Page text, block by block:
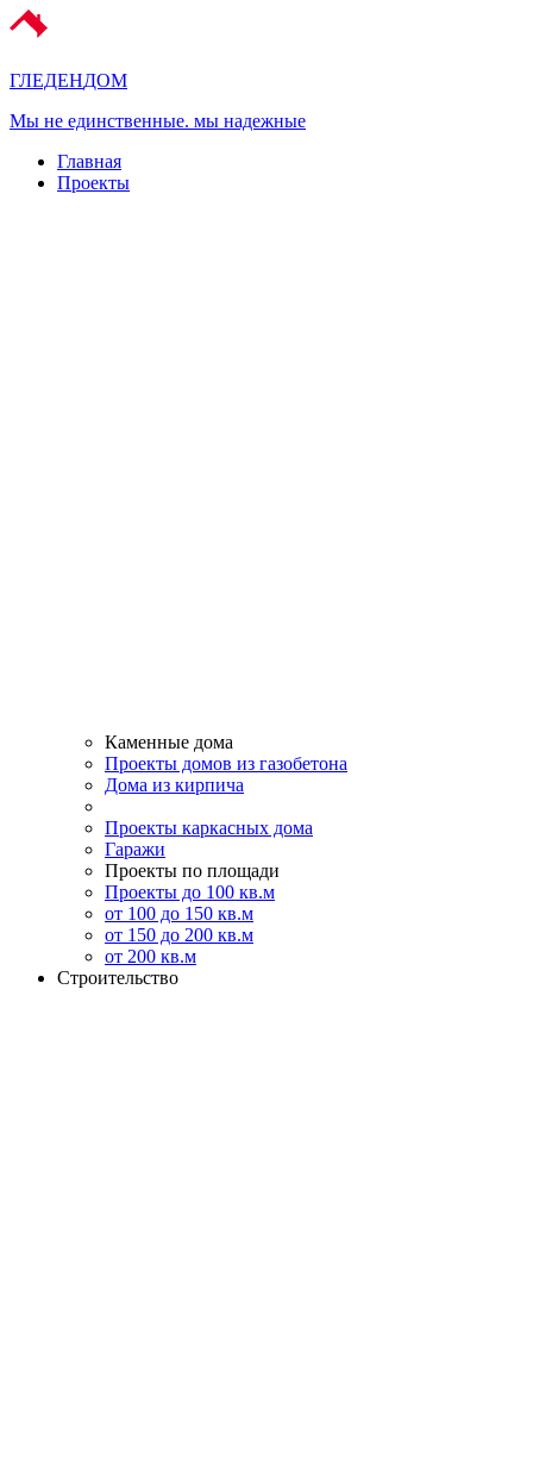
ГЛЕДЕНДОМ
Мы не единственные. мы надежные
Главная
Проекты
Каменные дома
Проекты домов из газобетона
Дома из кирпича
Проекты каркасных дома
Гаражи
Проекты по площади
Проекты до 100 кв.м
от 100 до 150 кв.м
от 150 до 200 кв.м
от 200 кв.м
Строительство